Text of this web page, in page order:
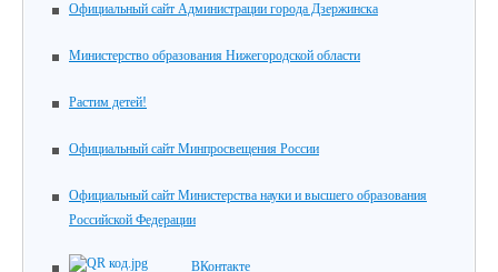
Официальный сайт Администрации города Дзержинска
Министерство образования Нижегородской области
Растим детей!
Официальный сайт Минпросвещения России
Официальный сайт Министерства науки и высшего образования
Российской Федерации
ВКонтакте